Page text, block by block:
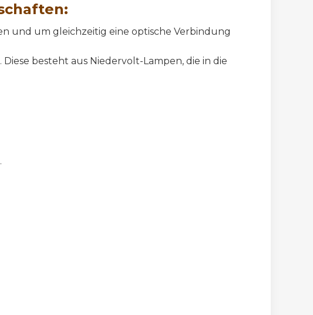
und um gleichzeitig eine optische Verbindung
besteht aus Niedervolt-Lampen, die in die